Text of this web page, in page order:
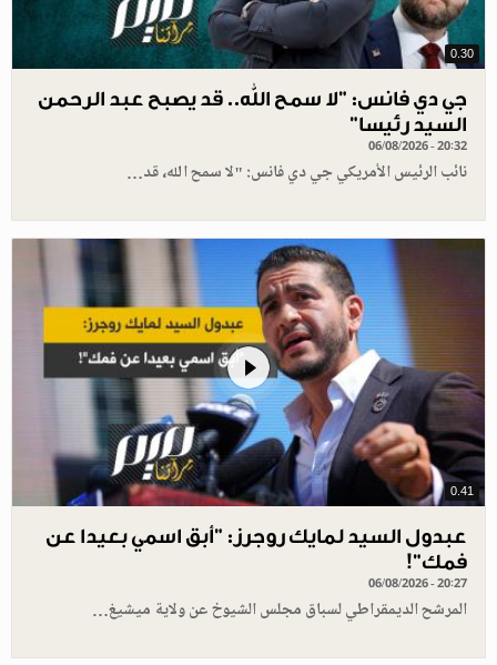
0.30
جي دي فانس: ”لا سمح الله.. قد يصبح عبد الرحمن
السيد رئيسا”
06/08/2026 - 20:32
نائب الرئيس الأمريكي جي دي فانس: "لا سمح الله، قد…
0.41
عبدول السيد لمايك روجرز: "أبق اسمي بعيدا عن
فمك"!
06/08/2026 - 20:27
المرشح الديمقراطي لسباق مجلس الشيوخ عن ولاية ميشيغ…